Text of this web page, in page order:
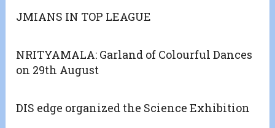
JMIANS IN TOP LEAGUE
NRITYAMALA: Garland of Colourful Dances
on 29th August
DIS edge organized the Science Exhibition